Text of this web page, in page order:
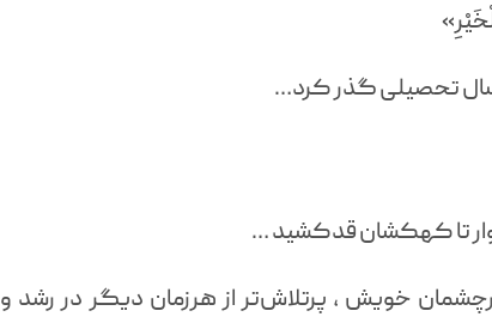
سال تحصیلی گذر کرد…
تا کهکشان‌ قدکشید …
خویش ، پرتلاش‌تر از هرزمان ديگر در رشد و